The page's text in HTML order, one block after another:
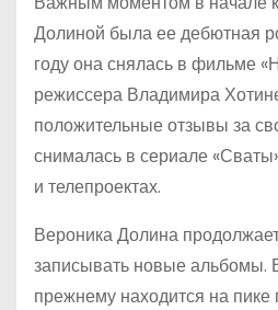
Долиной была ее дебютная
году она снялась в фильме
режиссера Владимира
положительные отзывы за
снималась в сериале
и телепроектах.
Вероника Долина
записывать новые альбомы.
прежнему находится на пике